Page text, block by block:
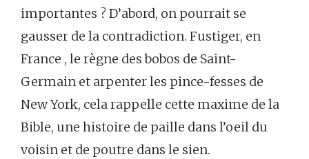
importantes ? D’abord, on pourrait se
gausser de la contradiction. Fustiger, en
France , le règne des bobos de Saint-
Germain et arpenter les pince-fesses de
New York, cela rappelle cette maxime de la
Bible, une histoire de paille dans l’oeil du
voisin et de poutre dans le sien.